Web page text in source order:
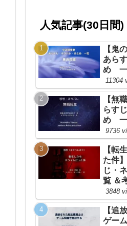
人気記事(30日間)
【鬼
あら
め 一
11304
【無
らす
め 一
9736
【転
た件
じ・
覧 ＆
3848
【追
ゲー